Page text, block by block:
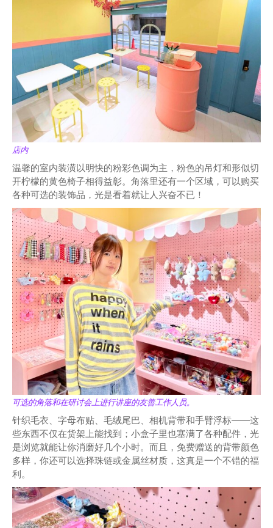
店内
温馨的室内装潢以明快的粉彩色调为主，粉色的吊灯和形似切
开柠檬的黄色椅子相得益彰。角落里还有一个区域，可以购买
各种可选的装饰品，光是看着就让人兴奋不已！
可选的角落和在研讨会上进行讲座的友善工作人员。
针织毛衣、字母布贴、毛绒尾巴、相机背带和手臂浮标——这
些东西不仅在货架上能找到；小盒子里也塞满了各种配件，光
是浏览就能让你消磨好几个小时。而且，免费赠送的背带颜色
多样，你还可以选择珠链或金属丝材质，这真是一个不错的福
利。